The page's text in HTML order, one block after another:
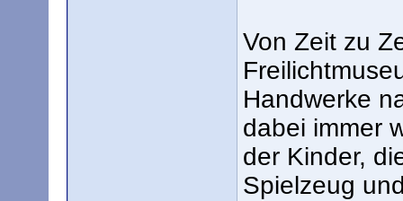
Von Zeit zu
Handwerke
dabei immer
der Kinder,
Spielzeug